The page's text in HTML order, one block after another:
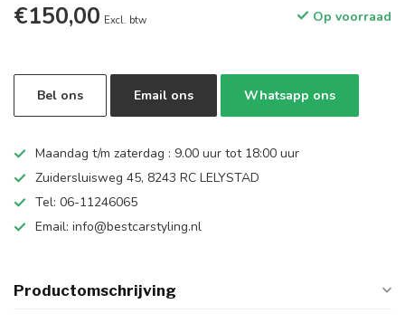
€150,00 Excl. btw Op voorraad
Bel ons Email ons Whatsapp ons
Maandag t/m zaterdag : 9.00 uur tot 18:00 uur
Zuidersluisweg 45, 8243 RC LELYSTAD
Tel: 06-11246065
Email: info@bestcarstyling.nl
Productomschrijving